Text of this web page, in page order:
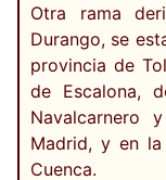
Otra rama
Durango, se
provincia de
de Escalona,
Navalcarnero
Madrid, y en
Cuenca.